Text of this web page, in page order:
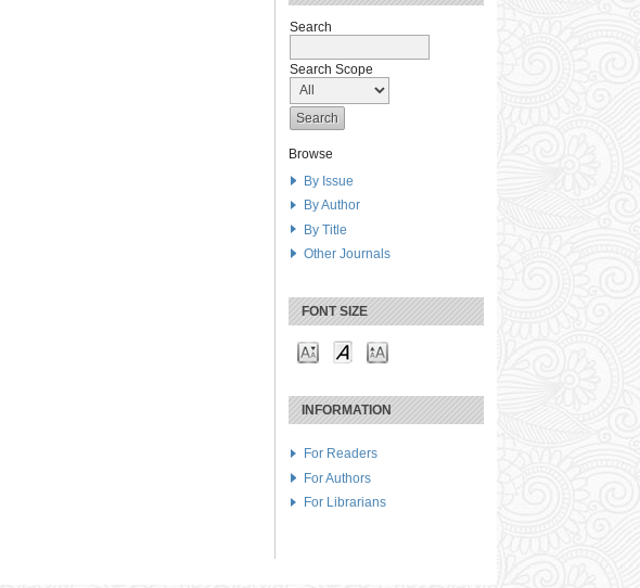
Search
Search Scope
Browse
By Issue
By Author
By Title
Other Journals
FONT SIZE
INFORMATION
For Readers
For Authors
For Librarians